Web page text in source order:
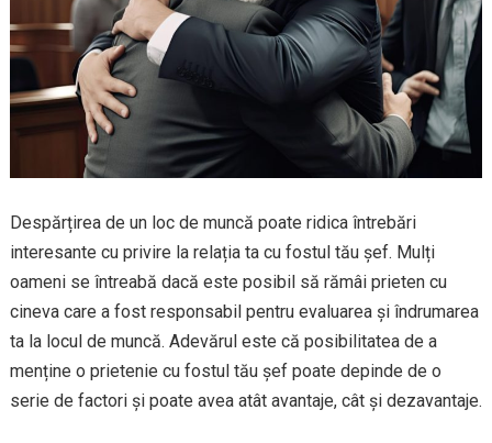
Despărțirea de un loc de muncă poate ridica întrebări
interesante cu privire la relația ta cu fostul tău șef. Mulți
oameni se întreabă dacă este posibil să rămâi prieten cu
cineva care a fost responsabil pentru evaluarea și îndrumarea
ta la locul de muncă. Adevărul este că posibilitatea de a
menține o prietenie cu fostul tău șef poate depinde de o
serie de factori și poate avea atât avantaje, cât și dezavantaje.